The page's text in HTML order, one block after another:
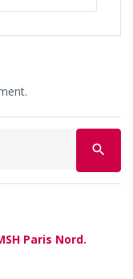
search
Paris Nord.